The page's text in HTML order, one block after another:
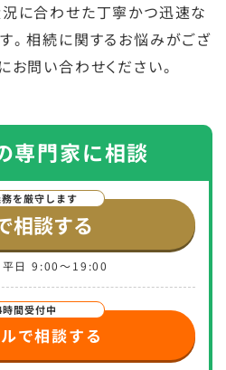
に合わせた丁寧かつ迅速な
。相続に関するお悩みがござ
お問い合わせください。
専門家に相談
相談する
平日 9:00～19:00
で相談する